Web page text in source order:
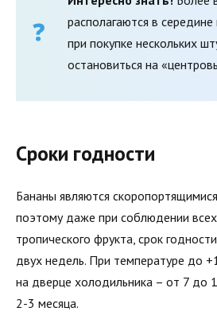
располагаются в
при покупке нескольких
остановиться на
Сроки годности
Бананы являются
поэтому даже при соблюдении
тропического фрукта, срок
двух недель. При температуре до
на дверце холодильника – от 7 до
2-3 месяца.